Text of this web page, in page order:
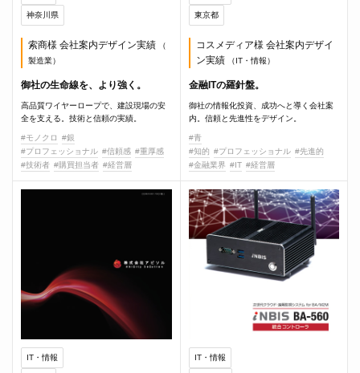
神奈川県
索商様 会社案内デザイン実績
（
製造業）
御社の生命線を、より強く。
高品質ワイヤーロープで、建設現場の安
全を支える。技術と信頼の実績。
#モノクロ
#銀
#プロフェッショナル #信頼感 #重厚感
#技術者 #購買担当者 #経営層
東京都
コスメディア様 会社案内デザイ
ン実績
（IT・情報）
金融ITの羅針盤。
御社の情報化投資、成功へと導く会社案
内。信頼と先進性をデザイン。
#青
#知的 #プロフェッショナル #先進的
#金融業界 #IT #経営層
IT・情報 IT・情報